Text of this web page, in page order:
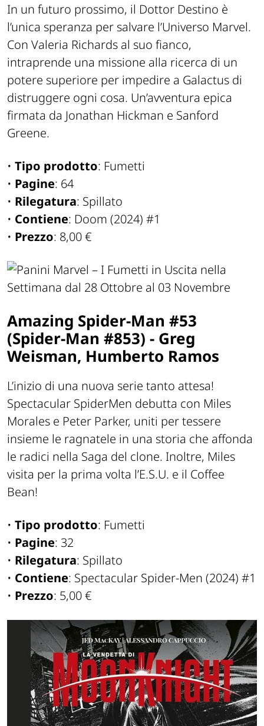
In un futuro prossimo, il Dottor Destino è
l’unica speranza per salvare l’Universo Marvel.
Con Valeria Richards al suo fianco,
intraprende una missione alla ricerca di un
potere superiore per impedire a Galactus di
distruggere ogni cosa. Un’avventura epica
firmata da Jonathan Hickman e Sanford
Greene.
• Tipo prodotto: Fumetti
• Pagine: 64
• Rilegatura: Spillato
• Contiene: Doom (2024) #1
• Prezzo: 8,00 €
Amazing Spider-Man #53
(Spider-Man #853) - Greg
Weisman, Humberto Ramos
L’inizio di una nuova serie tanto attesa!
Spectacular SpiderMen debutta con Miles
Morales e Peter Parker, uniti per tessere
insieme le ragnatele in una storia che affonda
le radici nella Saga del clone. Inoltre, Miles
visita per la prima volta l’E.S.U. e il Coffee
Bean!
• Tipo prodotto: Fumetti
• Pagine: 32
• Rilegatura: Spillato
• Contiene: Spectacular Spider-Men (2024) #1
• Prezzo: 5,00 €